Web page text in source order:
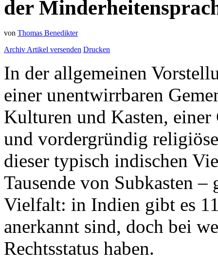
der
von Thomas Benedikter
ArchivArtikel versenden Drucken
In der allgemeinen
einer unentwirrbaren
Kulturen und Kasten,
und vordergründig
dieser typisch indischen
Tausende von Subkasten
Vielfalt: in Indien gibt es
anerkannt sind, doch bei
Rechtsstatus haben.